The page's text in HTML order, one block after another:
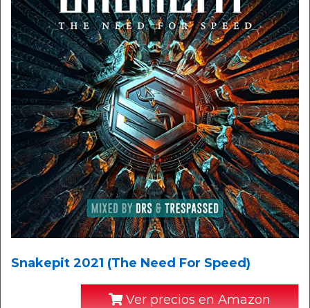
Snakepit 2021 (The Need For Speed)
Ver precios en Amazon